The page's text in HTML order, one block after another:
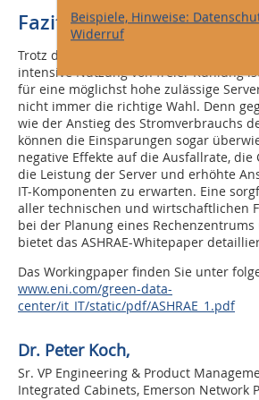
Fazit
Trotz der Energieeinsparung seitens
intensive Nutzung von freier Kühlung
für eine möglichst hohe zulässige
nicht immer die richtige Wahl. Denn
wie der Anstieg des Stromverbrauchs
können die Einsparungen sogar
negative Effekte auf die Ausfallrate, die
die Leistung der Server und erhöhte
IT-Komponenten zu erwarten. Eine
aller technischen und wirtschaftlichen
bei der Planung eines
bietet das ASHRAE-Whitepaper
Das Workingpaper finden Sie unter
www.eni.com/green-data-
center/it_IT/static/pdf/ASHRAE_1.pdf
Dr. Peter Koch,
Sr. VP Engineering & Product
Integrated Cabinets, Emerson Network
Beispiele, Hinweise:
Widerruf